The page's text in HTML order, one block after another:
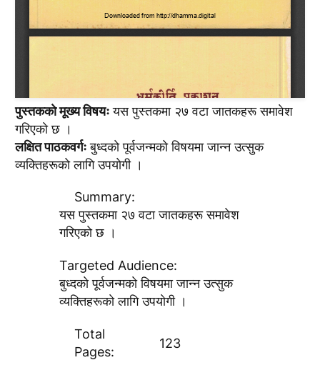
पुस्तककाे मूख्य विषयःयस पुस्तकमा २७ वटा जातकहरू समावेश
गरिएकाे छ ।
लक्षित पाठकवर्गःबुध्दकाे पूर्वजन्मकाे विषयमा जान्न उत्सुक
व्यक्तिहरूकाे लागि उपयाेगी ।
Summary:
यस पुस्तकमा २७ वटा जातकहरू समावेश
गरिएकाे छ ।
Targeted Audience:
बुध्दकाे पूर्वजन्मकाे विषयमा जान्न उत्सुक
व्यक्तिहरूकाे लागि उपयाेगी ।
Total
Pages:
123